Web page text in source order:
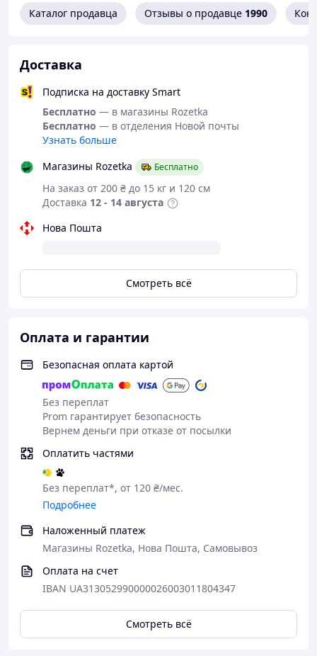
бритья.
Время зарядки:2,5 години.
Время работы:до 100 минут непрерывной
эпиляции.
– легко заряжается где угодно.
Эпилятор
5 сменных насадок
Каталог продавца Отзывы о продавце 1990
Доставка
Подписка на доставку Smart
Бесплатно — в магазины Rozetka
Бесплатно — в отделения Новой почты
Узнать больше
Магазины Rozetka
Бесплатно
На заказ от 200 ₴ до 15 кг и 120 см
Доставка 12 - 14 августа
Нова Пошта
Смотреть всё
Оплата и гарантии
Безопасная оплата картой
Без переплат
Prom гарантирует безопасность
Вернем деньги при отказе от посылки
Оплатить частями
Без переплат*, от 120 ₴/мес.
Подробнее
Наложенный платеж
Магазины Rozetka, Нова Пошта, Самовывоз
Оплата на счет
IBAN UA313052990000026003011804347
Смотреть всё